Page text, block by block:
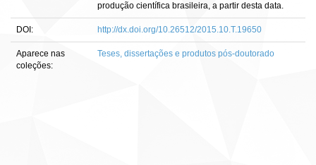
produção científica brasileira, a partir desta data.
DOI: http://dx.doi.org/10.26512/2015.10.T.19650
Aparece nas
coleções:
Teses, dissertações e produtos pós-doutorado